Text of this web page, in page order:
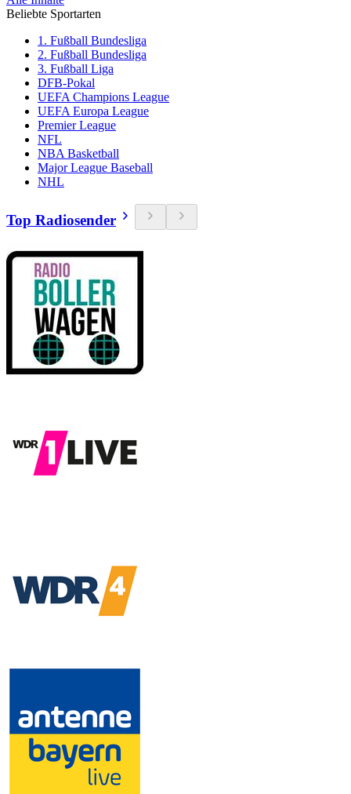
Beliebte Sportarten
1. Fußball Bundesliga
2. Fußball Bundesliga
3. Fußball Liga
DFB-Pokal
UEFA Champions League
UEFA Europa League
Premier League
NFL
NBA Basketball
Major League Baseball
NHL
Top Radiosender